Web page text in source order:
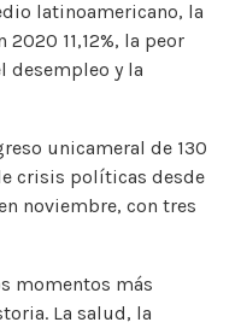
latinoamericano, la
11,12%, la peor
desempleo y la
unicameral de 130
crisis políticas desde
noviembre, con tres
momentos más
La salud, la